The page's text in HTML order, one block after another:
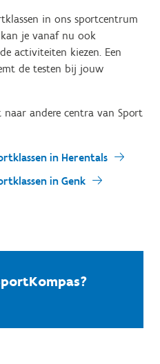
in ons sportcentrum
je vanaf nu ook
activiteiten kiezen. Een
de testen bij jouw
andere centra van Sport
in Herentals
in Genk